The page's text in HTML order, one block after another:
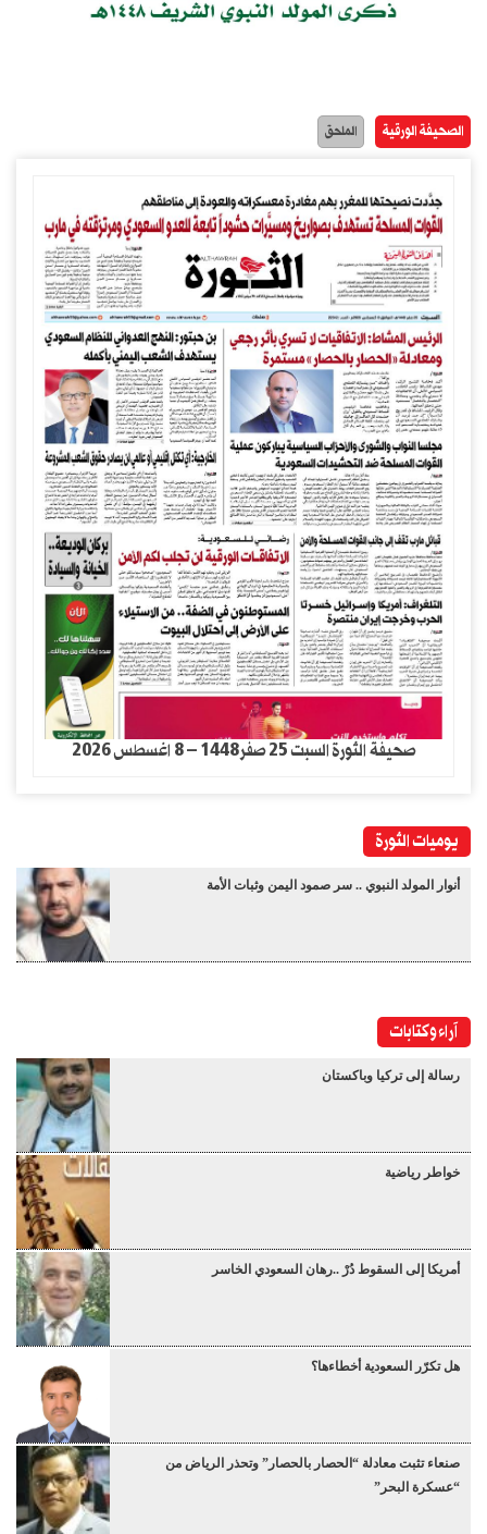
الصحيفة الورقية الملحق
صحيفة الثورة السبت 25 صفر1448 – 8 اغسطس 2026
يوميات الثورة
أنوار المولد النبوي .. سر صمود اليمن وثبات الأمة
آراء وكتابات
رسالة إلى تركيا وباكستان
خواطر رياضية
أمريكا إلى السقوط دُرْ ..رهان السعودي الخاسر
هل تكرّر السعودية أخطاءها؟
صنعاء تثبت معادلة “الحصار بالحصار” وتحذر الرياض من
“عسكرة البحر”